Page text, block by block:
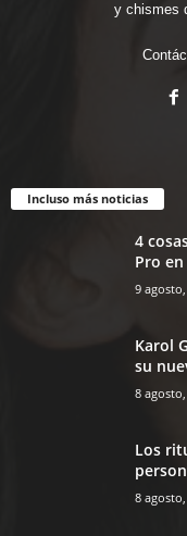
y chismes
Incluso más noticias
4
Pro en
9
Karol
su
8
Los
8